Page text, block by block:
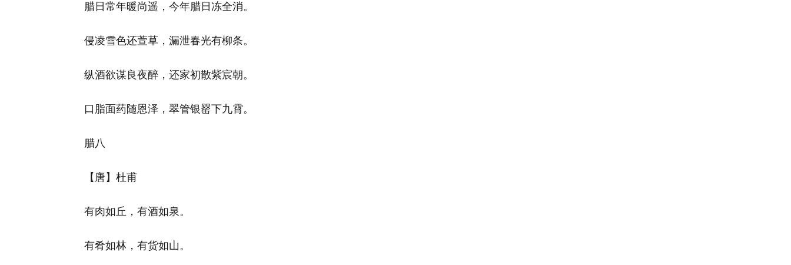
腊日常年暖尚遥，今年腊日冻全消。
侵凌雪色还萱草，漏泄春光有柳条。
纵酒欲谋良夜醉，还家初散紫宸朝。
口脂面药随恩泽，翠管银罂下九霄。
腊八
【唐】杜甫
有肉如丘，有酒如泉。
有肴如林，有货如山。